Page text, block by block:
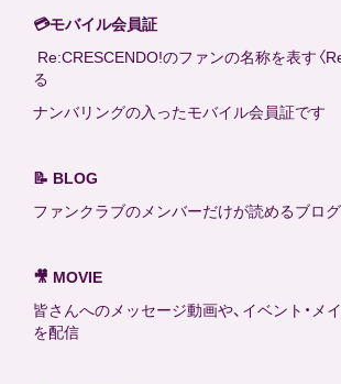
CONTACT
💳モバイル会員証
Re:CRESCENDO!のファンの名称を表す〈
る
ナンバリングの入ったモバイル会員証です
📝 BLOG
ファンクラブのメンバーだけが読めるブロ
🎥 MOVIE
皆さんへのメッセージ動画や、イベント・メ
を配信